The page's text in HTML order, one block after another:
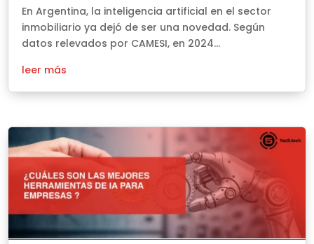
En Argentina, la inteligencia artificial en el sector
inmobiliario ya dejó de ser una novedad. Según
datos relevados por CAMESI, en 2024...
leer más